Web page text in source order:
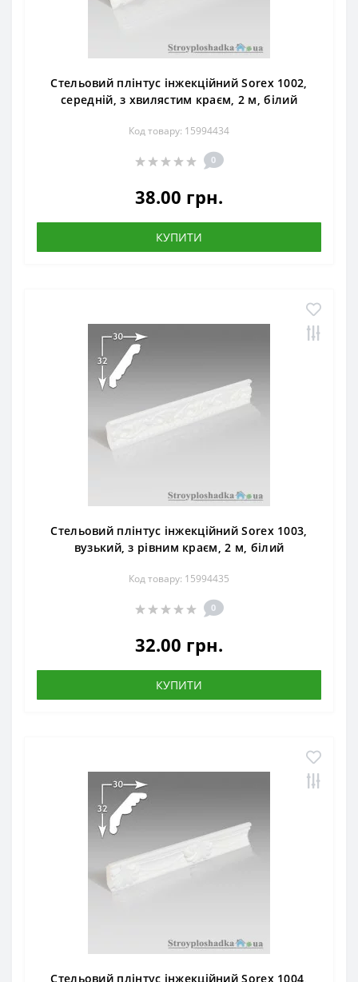
Стельовий плінтус інжекційний Sorex 1002,
середній, з хвилястим краєм, 2 м, білий
Код товару: 15994434
0
38.00 грн.
КУПИТИ
Стельовий плінтус інжекційний Sorex 1003,
вузький, з рівним краєм, 2 м, білий
Код товару: 15994435
0
32.00 грн.
КУПИТИ
Стельовий плінтус інжекційний Sorex 1004,